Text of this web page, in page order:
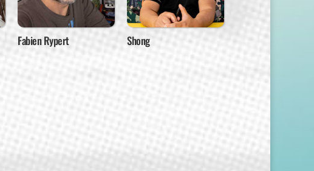
Fabien Rypert Shong